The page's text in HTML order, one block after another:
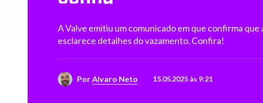
A Valve emitiu um comunicado em que confirma que
esclarece detalhes do vazamento. Confira!
PorAlvaro Neto 15.05.2025 às 9:21